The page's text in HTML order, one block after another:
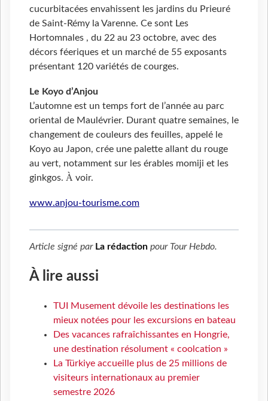
cucurbitacées envahissent les jardins du Prieuré
de Saint-Rémy la Varenne. Ce sont Les
Hortomnales , du 22 au 23 octobre, avec des
décors féeriques et un marché de 55 exposants
présentant 120 variétés de courges.
Le Koyo d’Anjou
L’automne est un temps fort de l’année au parc
oriental de Maulévrier. Durant quatre semaines, le
changement de couleurs des feuilles, appelé le
Koyo au Japon, crée une palette allant du rouge
au vert, notamment sur les érables momiji et les
ginkgos. À voir.
www.anjou-tourisme.com
Article signé par La rédaction pour Tour Hebdo.
À lire aussi
TUI Musement dévoile les destinations les
mieux notées pour les excursions en bateau
Des vacances rafraîchissantes en Hongrie,
une destination résolument « coolcation »
La Türkiye accueille plus de 25 millions de
visiteurs internationaux au premier
semestre 2026